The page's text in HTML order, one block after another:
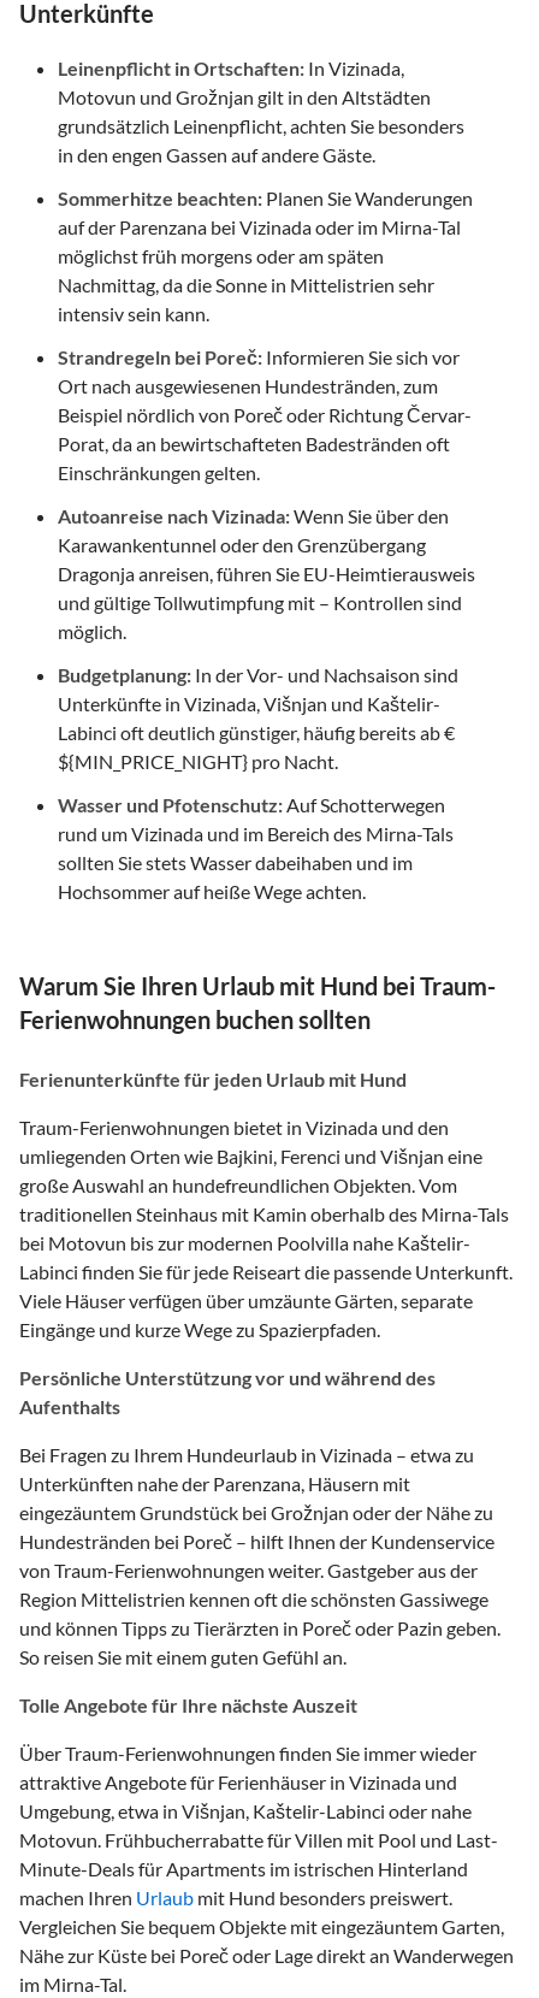
Unterkünfte
Leinenpflicht in Ortschaften: In Vizinada,
Motovun und Grožnjan gilt in den Altstädten
grundsätzlich Leinenpflicht, achten Sie besonders
in den engen Gassen auf andere Gäste.
Sommerhitze beachten: Planen Sie Wanderungen
auf der Parenzana bei Vizinada oder im Mirna-Tal
möglichst früh morgens oder am späten
Nachmittag, da die Sonne in Mittelistrien sehr
intensiv sein kann.
Strandregeln bei Poreč: Informieren Sie sich vor
Ort nach ausgewiesenen Hundestränden, zum
Beispiel nördlich von Poreč oder Richtung Červar-
Porat, da an bewirtschafteten Badestränden oft
Einschränkungen gelten.
Autoanreise nach Vizinada:Wenn Sie über den
Karawankentunnel oder den Grenzübergang
Dragonja anreisen, führen Sie EU-Heimtierausweis
und gültige Tollwutimpfung mit – Kontrollen sind
möglich.
Budgetplanung: In der Vor- und Nachsaison sind
Unterkünfte in Vizinada, Višnjan und Kaštelir-
Labinci oft deutlich günstiger, häufig bereits ab €
${MIN_PRICE_NIGHT} pro Nacht.
Wasser und Pfotenschutz:Auf Schotterwegen
rund um Vizinada und im Bereich des Mirna-Tals
sollten Sie stets Wasser dabeihaben und im
Hochsommer auf heiße Wege achten.
Warum Sie Ihren Urlaub mit Hund bei Traum-
Ferienwohnungen buchen sollten
Ferienunterkünfte für jeden Urlaub mit Hund
Traum-Ferienwohnungen bietet in Vizinada und den
umliegenden Orten wie Bajkini, Ferenci und Višnjan eine
große Auswahl an hundefreundlichen Objekten. Vom
traditionellen Steinhaus mit Kamin oberhalb des Mirna-Tals
bei Motovun bis zur modernen Poolvilla nahe Kaštelir-
Labinci finden Sie für jede Reiseart die passende Unterkunft.
Viele Häuser verfügen über umzäunte Gärten, separate
Eingänge und kurze Wege zu Spazierpfaden.
Persönliche Unterstützung vor und während des
Aufenthalts
Bei Fragen zu Ihrem Hundeurlaub in Vizinada – etwa zu
Unterkünften nahe der Parenzana, Häusern mit
eingezäuntem Grundstück bei Grožnjan oder der Nähe zu
Hundestränden bei Poreč – hilft Ihnen der Kundenservice
von Traum-Ferienwohnungen weiter. Gastgeber aus der
Region Mittelistrien kennen oft die schönsten Gassiwege
und können Tipps zu Tierärzten in Poreč oder Pazin geben.
So reisen Sie mit einem guten Gefühl an.
Tolle Angebote für Ihre nächste Auszeit
Über Traum-Ferienwohnungen finden Sie immer wieder
attraktive Angebote für Ferienhäuser in Vizinada und
Umgebung, etwa in Višnjan, Kaštelir-Labinci oder nahe
Motovun. Frühbucherrabatte für Villen mit Pool und Last-
Minute-Deals für Apartments im istrischen Hinterland
machen Ihren Urlaub mit Hund besonders preiswert.
Vergleichen Sie bequem Objekte mit eingezäuntem Garten,
Nähe zur Küste bei Poreč oder Lage direkt an Wanderwegen
im Mirna-Tal.